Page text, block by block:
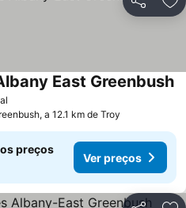
Partilhar
East Greenbush
a 12.1 km de Troy
preços
Ver preços